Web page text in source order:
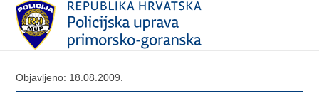
Objavljeno: 18.08.2009.